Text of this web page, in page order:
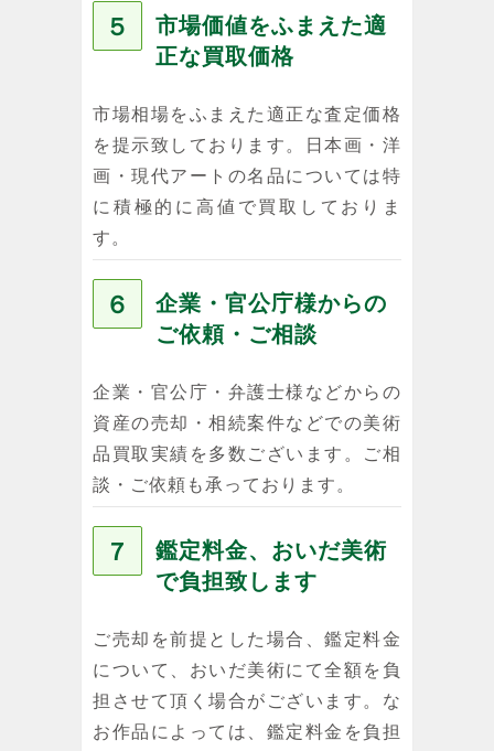
５
市場価値をふまえた適
正な買取価格
市場相場をふまえた適正な査定価格
を提示致しております。日本画・洋
画・現代アートの名品については特
に積極的に高値で買取しておりま
す。
６
企業・官公庁様からの
ご依頼・ご相談
企業・官公庁・弁護士様などからの
資産の売却・相続案件などでの美術
品買取実績を多数ございます。ご相
談・ご依頼も承っております。
７
鑑定料金、おいだ美術
で負担致します
ご売却を前提とした場合、鑑定料金
について、おいだ美術にて全額を負
担させて頂く場合がございます。な
お作品によっては、鑑定料金を負担